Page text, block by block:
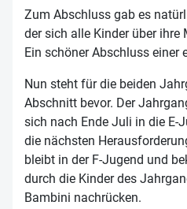
Zum Abschluss gab es
der sich alle Kinder über ihre
Ein schöner Abschluss einer
Nun steht für die beiden
Abschnitt bevor. Der
sich nach Ende Juli in die E-
die nächsten
bleibt in der F-Jugend und
durch die Kinder des
Bambini nachrücken.